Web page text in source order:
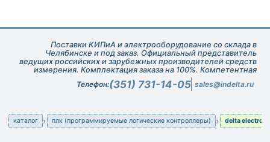
Поставки КИПиА и электрооборудование со склада в
Челябинске и под заказ. Официальный представитель
ведущих российских и зарубежных производителей средств
измерения. Комплектация заказа на 100%. Компетентная
техническая поддержка при подборе оборудования.
Телефон:(351) 731-14-05 sales@indelta.ru
каталог плк (программируемые логические контроллеры) delta